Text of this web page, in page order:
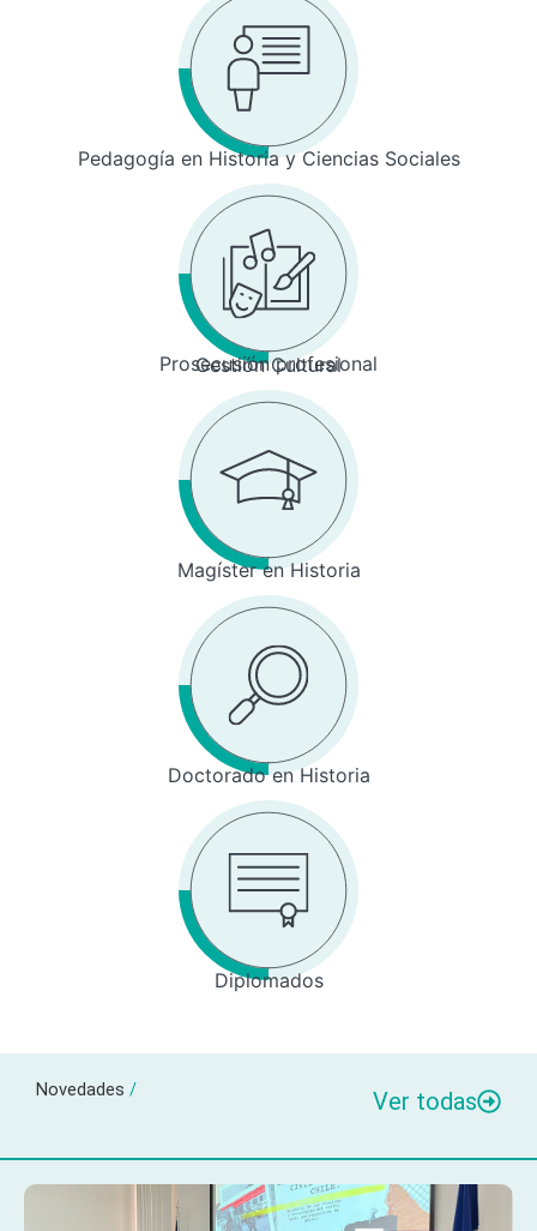
Pedagogía en Historia y Ciencias Sociales
Prosecusión profesional
Gestión Cultural
Magíster en Historia
Doctorado en Historia
Diplomados
Novedades / Ver todas